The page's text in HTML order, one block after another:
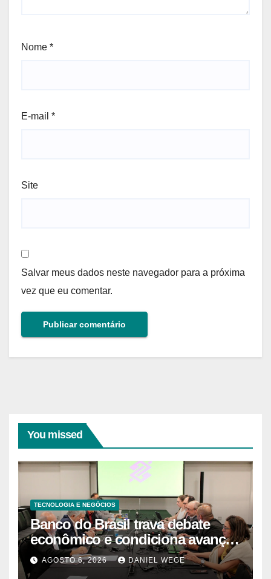
Nome *
E-mail *
Site
Salvar meus dados neste navegador para a próxima
vez que eu comentar.
You missed
TECNOLOGIA E NEGÓCIOS
Banco do Brasil trava debate
econômico e condiciona avanços
à decisão da Fenaban | Contec
Brasil
AGOSTO 6, 2026 DANIEL WEGE